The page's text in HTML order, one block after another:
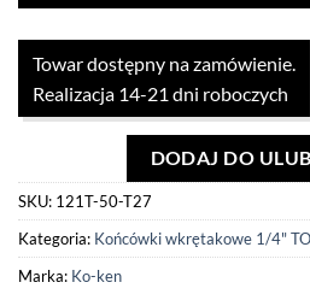
Towar dostępny na zamówienie.
Realizacja 14-21 dni roboczych
DODAJ DO
SKU: 121T-50-T27
Kategoria: Końcówki wkrętakowe 1/4"
Marka: Ko-ken